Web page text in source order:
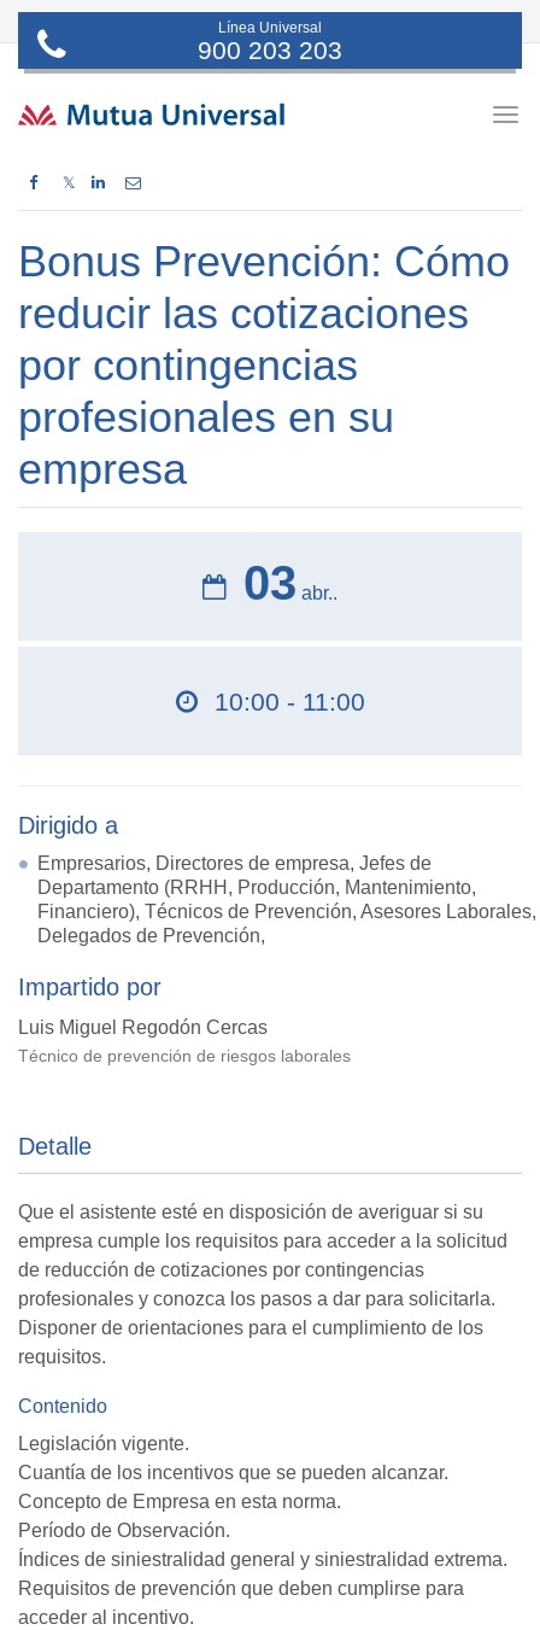
Línea Universal
900 203 203
𝕏
Bonus Prevención: Cómo
reducir las cotizaciones
por contingencias
profesionales en su
empresa
03 abr..
10:00 - 11:00
Dirigido a
Empresarios, Directores de empresa, Jefes de
Departamento (RRHH, Producción, Mantenimiento,
Financiero), Técnicos de Prevención, Asesores Laborales,
Delegados de Prevención,
Impartido por
Luis Miguel Regodón Cercas
Técnico de prevención de riesgos laborales
Detalle
Que el asistente esté en disposición de averiguar si su
empresa cumple los requisitos para acceder a la solicitud
de reducción de cotizaciones por contingencias
profesionales y conozca los pasos a dar para solicitarla.
Disponer de orientaciones para el cumplimiento de los
requisitos.
Contenido
Legislación vigente.
Cuantía de los incentivos que se pueden alcanzar.
Concepto de Empresa en esta norma.
Período de Observación.
Índices de siniestralidad general y siniestralidad extrema.
Requisitos de prevención que deben cumplirse para
acceder al incentivo.